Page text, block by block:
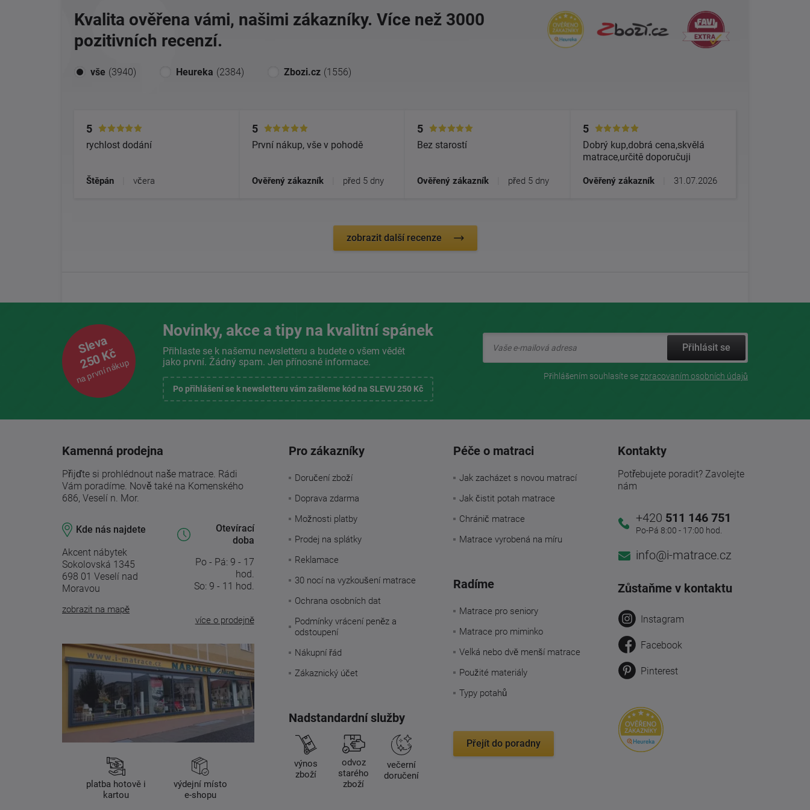
Kvalita ověřena vámi, našimi zákazníky. Více než 3000
pozitivních recenzí.
vše (3940) Heureka (2384) Zbozi.cz (1556)
5
rychlost dodání
Štěpán včera
5
První nákup, vše v pohodě
Ověřený zákazník před 5 dny
5
Bez starostí
Ověřený zákazník před 5 dny
5
Dobrý kup,dobrá cena,skvělá
matrace,určitě doporučuji
Ověřený zákazník 31.07.2026
zobrazit další recenze
Sleva
250 Kč
na první nákup
Novinky, akce a tipy na kvalitní spánek
Přihlaste se k našemu newsletteru a budete o všem vědět
jako první. Žádný spam. Jen přínosné informace.
Po přihlášení se k newsletteru vám zašleme kód na SLEVU 250 Kč
Přihlásit se
Přihlášením souhlasíte sezpracovaním osobních údajů
Kamenná prodejna
Přijďte si prohlédnout naše matrace. Rádi
Vám poradíme. Nově také na Komenského
686, Veselí n. Mor.
Kde nás najdete
Akcent nábytek
Sokolovská 1345
698 01 Veselí nad
Moravou
zobrazit na mapě
Otevírací
doba
Po - Pá: 9 - 17
hod.
So: 9 - 11 hod.
více o prodejně
platba hotově i
kartou
výdejní místo
e-shopu
Pro zákazníky
Doručení zboží
Doprava zdarma
Možnosti platby
Prodej na splátky
Reklamace
30 nocí na vyzkoušení matrace
Ochrana osobních dat
Podmínky vrácení peněz a
odstoupení
Nákupní řád
Zákaznický účet
Nadstandardní služby
výnos
zboží
odvoz
starého
zboží
večerní
doručení
Péče o matraci
Jak zacházet s novou matrací
Jak čistit potah matrace
Chránič matrace
Matrace vyrobená na míru
Radíme
Matrace pro seniory
Matrace pro miminko
Velká nebo dvě menší matrace
Použité materiály
Typy potahů
Přejít do poradny
Kontakty
Potřebujete poradit? Zavolejte
nám
+420 511 146 751
Po-Pá 8:00 - 17:00 hod.
info@i-matrace.cz
Zůstaňme v kontaktu
Instagram
Facebook
Pinterest